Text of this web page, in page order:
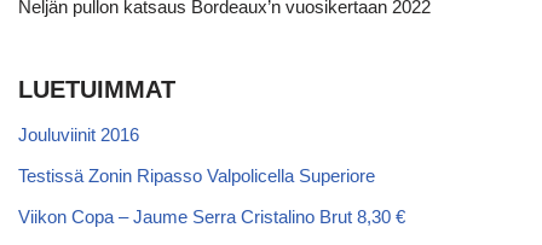
Neljän pullon katsaus Bordeaux’n vuosikertaan 2022
LUETUIMMAT
Jouluviinit 2016
Testissä Zonin Ripasso Valpolicella Superiore
Viikon Copa – Jaume Serra Cristalino Brut 8,30 €